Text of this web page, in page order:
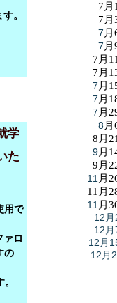
7月
7月
7
7
7月
7月
7 月
7 月
7 月
8
8月
9月
9月
11 月
11月
11 月
12
12
12月
12月
学
た
用で
ロ
の
。